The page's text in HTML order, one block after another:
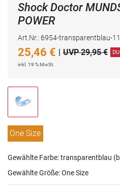
Shock Doctor
POWER
Art.Nr.: 6954-transparentblau-
25,46 € | UVP 29,95 €
inkl. 19 % MwSt.
One Size
Gewählte Farbe: transparentblau
Gewählte Größe:One Size